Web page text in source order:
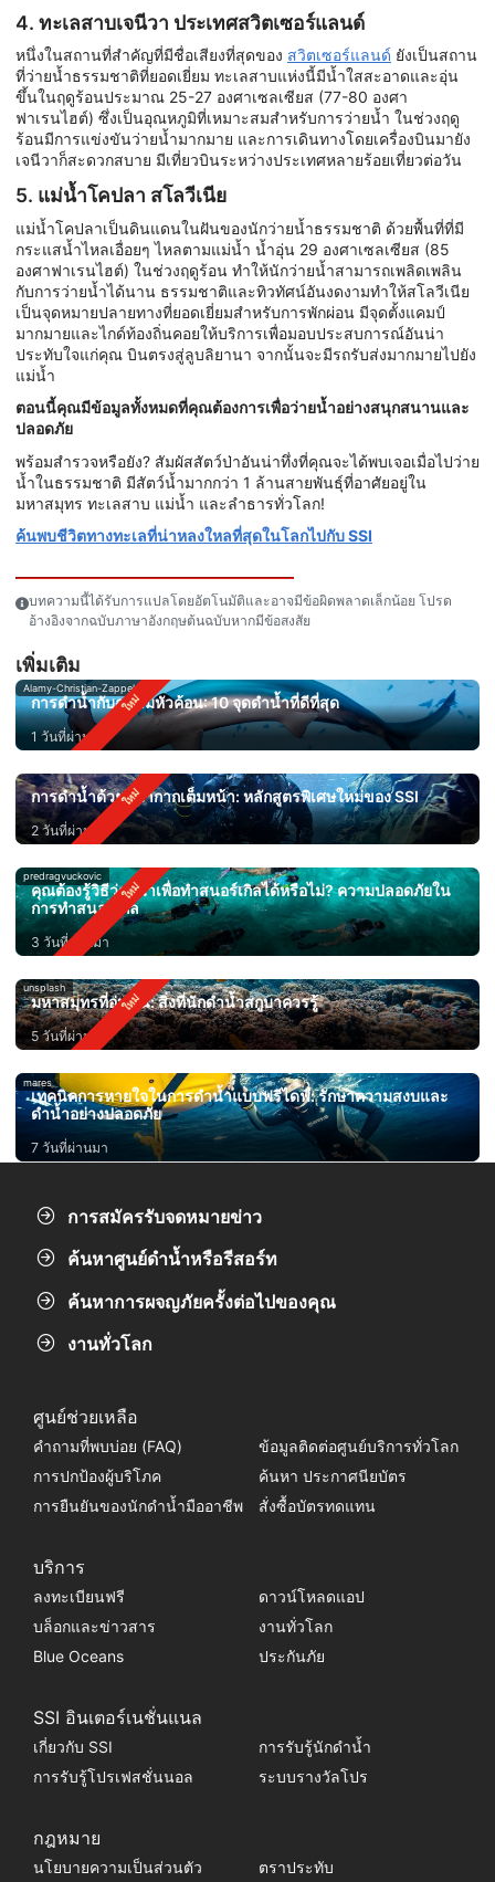
4. ทะเลสาบเจนีวา ประเทศสวิตเซอร์แลนด์
หนึ่งในสถานที่สำคัญที่มีชื่อเสียงที่สุดของ สวิตเซอร์แลนด์ ยังเป็นสถาน
ที่ว่ายน้ำธรรมชาติที่ยอดเยี่ยม ทะเลสาบแห่งนี้มีน้ำใสสะอาดและอุ่น
ขึ้นในฤดูร้อนประมาณ 25-27 องศาเซลเซียส (77-80 องศา
ฟาเรนไฮต์) ซึ่งเป็นอุณหภูมิที่เหมาะสมสำหรับการว่ายน้ำ ในช่วงฤดู
ร้อนมีการแข่งขันว่ายน้ำมากมาย และการเดินทางโดยเครื่องบินมายัง
เจนีวาก็สะดวกสบาย มีเที่ยวบินระหว่างประเทศหลายร้อยเที่ยวต่อวัน
5. แม่น้ำโคปลา สโลวีเนีย
แม่น้ำโคปลาเป็นดินแดนในฝันของนักว่ายน้ำธรรมชาติ ด้วยพื้นที่ที่มี
กระแสน้ำไหลเอื่อยๆ ไหลตามแม่น้ำ น้ำอุ่น 29 องศาเซลเซียส (85
องศาฟาเรนไฮต์) ในช่วงฤดูร้อน ทำให้นักว่ายน้ำสามารถเพลิดเพลิน
กับการว่ายน้ำได้นาน ธรรมชาติและทิวทัศน์อันงดงามทำให้สโลวีเนีย
เป็นจุดหมายปลายทางที่ยอดเยี่ยมสำหรับการพักผ่อน มีจุดตั้งแคมป์
มากมายและไกด์ท้องถิ่นคอยให้บริการเพื่อมอบประสบการณ์อันน่า
ประทับใจแก่คุณ บินตรงสู่ลูบลิยานา จากนั้นจะมีรถรับส่งมากมายไปยัง
แม่น้ำ
ตอนนี้คุณมีข้อมูลทั้งหมดที่คุณต้องการเพื่อว่ายน้ำอย่างสนุกสนานและ
ปลอดภัย
พร้อมสำรวจหรือยัง? สัมผัสสัตว์ป่าอันน่าทึ่งที่คุณจะได้พบเจอเมื่อไปว่าย
น้ำในธรรมชาติ มีสัตว์น้ำมากกว่า 1 ล้านสายพันธุ์ที่อาศัยอยู่ใน
มหาสมุทร ทะเลสาบ แม่น้ำ และลำธารทั่วโลก!
ค้นพบชีวิตทางทะเลที่น่าหลงใหลที่สุดในโลกไปกับ SSI
บทความนี้ได้รับการแปลโดยอัตโนมัติและอาจมีข้อผิดพลาดเล็กน้อย โปรด
อ้างอิงจากฉบับภาษาอังกฤษต้นฉบับหากมีข้อสงสัย
เพิ่มเติม
Alamy-Christian-Zappel
การดำน้ำกับฉลามหัวค้อน: 10 จุดดำน้ำที่ดีที่สุด
1 วันที่ผ่านมา
การดำน้ำด้วยหน้ากากเต็มหน้า: หลักสูตรพิเศษใหม่ของ SSI
2 วันที่ผ่านมา
predragvuckovic
คุณต้องรู้วิธีว่ายน้ำเพื่อทำสนอร์เกิลได้หรือไม่? ความปลอดภัยใน
การทำสนอร์เกิล
3 วันที่ผ่านมา
unsplash
มหาสมุทรที่อุ่นขึ้น: สิ่งที่นักดำน้ำสกูบาควรรู้
5 วันที่ผ่านมา
mares
เทคนิคการหายใจในการดำน้ำแบบฟรีไดฟ์: รักษาความสงบและ
ดำน้ำอย่างปลอดภัย
7 วันที่ผ่านมา
การสมัครรับจดหมายข่าว
ค้นหาศูนย์ดำน้ำหรือรีสอร์ท
ค้นหาการผจญภัยครั้งต่อไปของคุณ
งานทั่วโลก
ศูนย์ช่วยเหลือ
คำถามที่พบบ่อย (FAQ)
ข้อมูลติดต่อศูนย์บริการทั่วโลก
การปกป้องผู้บริโภค
ค้นหา ประกาศนียบัตร
การยืนยันของนักดำน้ำมืออาชีพ
สั่งซื้อบัตรทดแทน
บริการ
ลงทะเบียนฟรี
ดาวน์โหลดแอป
บล็อกและข่าวสาร
งานทั่วโลก
Blue Oceans
ประกันภัย
SSI อินเตอร์เนชั่นแนล
เกี่ยวกับ SSI
การรับรู้นักดำน้ำ
การรับรู้โปรเฟสชั่นนอล
ระบบรางวัลโปร
กฎหมาย
นโยบายความเป็นส่วนตัว ตราประทับ